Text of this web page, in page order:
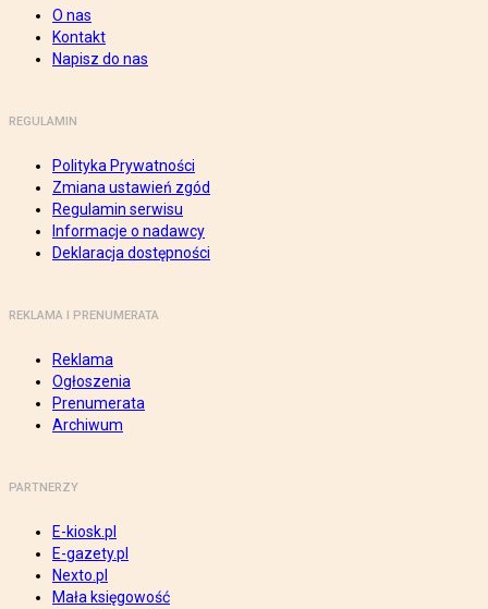
O nas
Kontakt
Napisz do nas
REGULAMIN
Polityka Prywatności
Zmiana ustawień zgód
Regulamin serwisu
Informacje o nadawcy
Deklaracja dostępności
REKLAMA I PRENUMERATA
Reklama
Ogłoszenia
Prenumerata
Archiwum
PARTNERZY
E-kiosk.pl
E-gazety.pl
Nexto.pl
Mała księgowość